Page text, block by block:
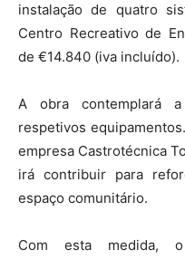
instalação de quatro
Centro Recreativo de
de €14.840 (iva incluído).
A obra contemplará
respetivos
empresa Castrotécnica
irá contribuir para
espaço comunitário.
Com esta medida,